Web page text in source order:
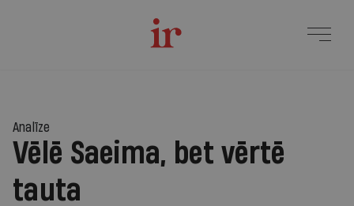
Analīze
Vēlē Saeima, bet vērtē
tauta